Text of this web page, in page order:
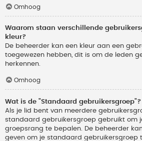
Omhoog
Waarom staan verschillende
kleur?
De beheerder kan een kleur aan een
toegewezen hebben, dit is om de leden
herkennen.
Omhoog
Wat is de "Standaard gebruikersgroep"?
Als je lid bent van meerdere
standaard gebruikersgroep gebruikt om
groepsrang te bepalen. De beheerder
geven om je standaard gebruikersgroep